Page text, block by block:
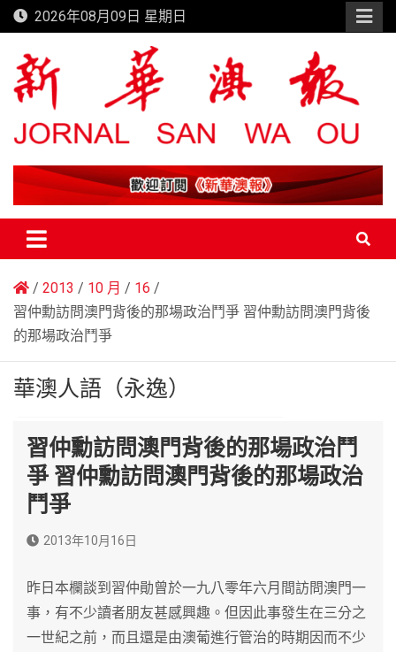
Skip
to
content
2026年08月09日 星期日
新華澳報
2013 10 月
16
習仲勳訪問澳門背後的那場政治鬥爭 習仲勳訪問澳門背後
的那場政治鬥爭
華澳人語（永逸）
習仲勳訪問澳門背後的那場政治鬥
爭 習仲勳訪問澳門背後的那場政治
鬥爭
2013年10月16日
昨日本欄談到習仲勛曾於一九八零年六月間訪問澳門一
事，有不少讀者朋友甚感興趣。但因此事發生在三分之
一世紀之前，而且還是由澳葡進行管治的時期因而不少